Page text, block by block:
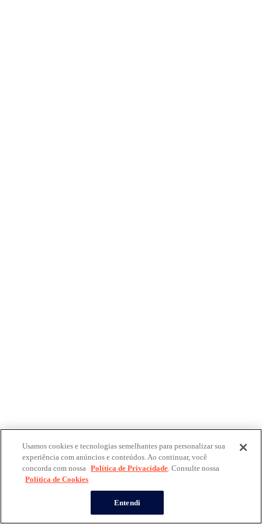
Usamos cookies e tecnologias semelhantes para personalizar sua
experiência com anúncios e conteúdos. Ao continuar, você
concorda com nossa Política de Privacidade. Consulte nossa
Política de Cookies
Entendi